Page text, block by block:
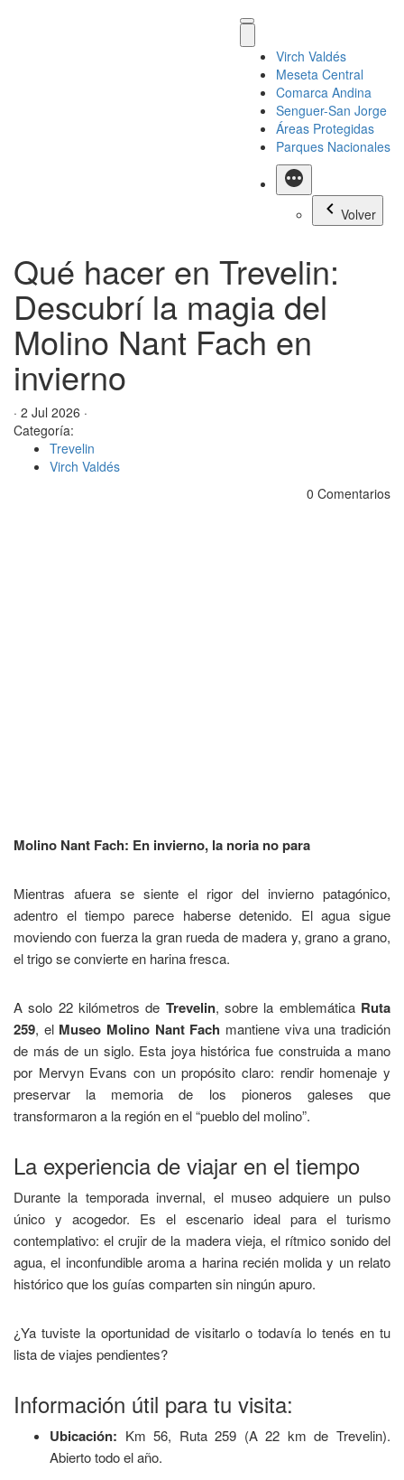
Virch Valdés
Meseta Central
Comarca Andina
Senguer-San Jorge
Áreas Protegidas
Parques Nacionales
Más
Volver
Qué hacer en Trevelin:
Descubrí la magia del
Molino Nant Fach en
invierno
· 2 Jul 2026 ·
Categoría:
Trevelin
Virch Valdés
0 Comentarios
Molino Nant Fach: En invierno, la noria no para
Mientras afuera se siente el rigor del invierno patagónico,
adentro el tiempo parece haberse detenido. El agua sigue
moviendo con fuerza la gran rueda de madera y, grano a grano,
el trigo se convierte en harina fresca.
A solo 22 kilómetros de Trevelin, sobre la emblemática Ruta
259, el Museo Molino Nant Fach mantiene viva una tradición
de más de un siglo. Esta joya histórica fue construida a mano
por Mervyn Evans con un propósito claro: rendir homenaje y
preservar la memoria de los pioneros galeses que
transformaron a la región en el “pueblo del molino”.
La experiencia de viajar en el tiempo
Durante la temporada invernal, el museo adquiere un pulso
único y acogedor. Es el escenario ideal para el turismo
contemplativo: el crujir de la madera vieja, el rítmico sonido del
agua, el inconfundible aroma a harina recién molida y un relato
histórico que los guías comparten sin ningún apuro.
¿Ya tuviste la oportunidad de visitarlo o todavía lo tenés en tu
lista de viajes pendientes?
Información útil para tu visita:
Ubicación: Km 56, Ruta 259 (A 22 km de Trevelin).
Abierto todo el año.